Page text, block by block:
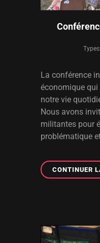
Types:
La conférence
économique qui
notre vie
Nous avons
militantes pour
problématique
CONTINUER